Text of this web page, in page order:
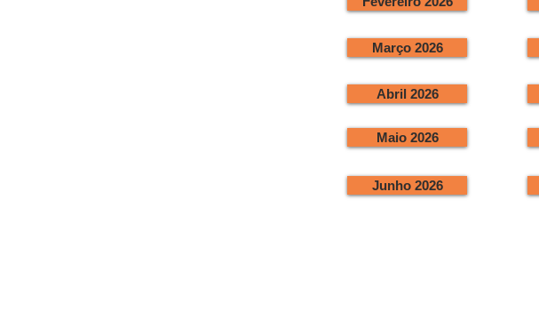
Março 2026
Abril 2026
Maio 2026
Junho 2026